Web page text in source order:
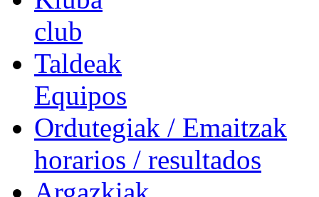
club
Taldeak
Equipos
Ordutegiak / Emaitzak
horarios / resultados